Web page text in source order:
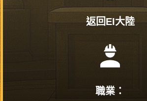
返回EI大陸
職業：